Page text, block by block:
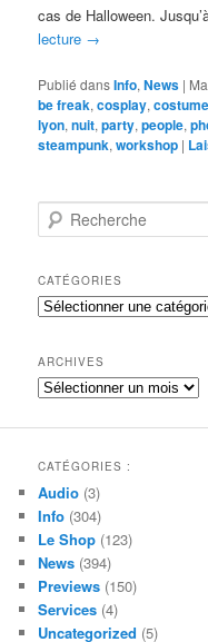
cas de Halloween.
lecture →
Publié dansInfo,News |
be freak,cosplay,
lyon,nuit,party,people,
steampunk,workshop |
e
h
e
r
h
e
CATÉGORIES
Catégories
ARCHIVES
Archives
CATÉGORIES :
Audio (3)
Info (304)
Le Shop (123)
News (394)
Previews (150)
Services (4)
Uncategorized (5)